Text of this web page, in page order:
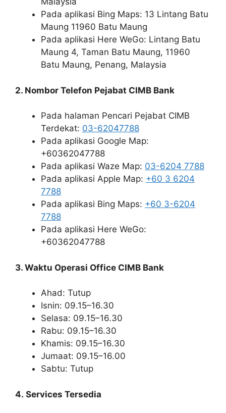
Pada aplikasi Bing Maps: 13 Lintang Batu
Maung 11960 Batu Maung
Pada aplikasi Here WeGo: Lintang Batu
Maung 4, Taman Batu Maung, 11960
Batu Maung, Penang, Malaysia
2. Nombor Telefon Pejabat CIMB Bank
Pada halaman Pencari Pejabat CIMB
Terdekat: 03-62047788
Pada aplikasi Google Map:
+60362047788
Pada aplikasi Waze Map: 03-6204 7788
Pada aplikasi Apple Map: +60 3 6204
7788
Pada aplikasi Bing Maps: +60 3-6204
7788
Pada aplikasi Here WeGo:
+60362047788
3. Waktu Operasi Office CIMB Bank
Ahad: Tutup
Isnin: 09.15–16.30
Selasa: 09.15–16.30
Rabu: 09.15–16.30
Khamis: 09.15–16.30
Jumaat: 09.15–16.00
Sabtu: Tutup
4. Services Tersedia